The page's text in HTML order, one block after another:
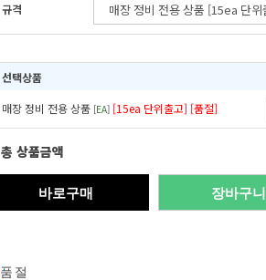
규격
선택상품
매장 정비 전용 상품 [EA] [15ea 단위출고] [품절]
총 상품금액
바로구매 장바구니
품절